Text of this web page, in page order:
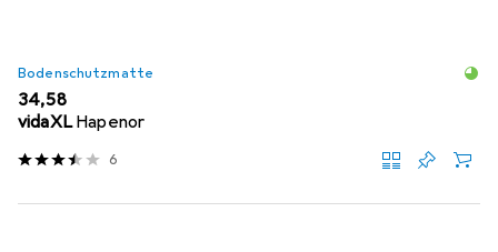
Bodenschutzmatte
EUR
34,58
vidaXL Hapenor
6